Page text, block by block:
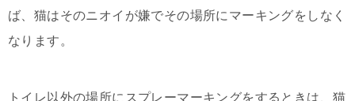
ば、猫はそのニオイが嫌でその場所にマーキングをしなく
なります。
トイレ以外の場所にスプレーマーキングをするときは、猫